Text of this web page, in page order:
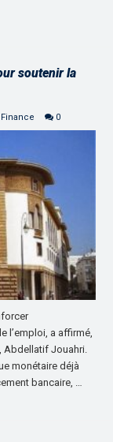
soutenir la
Finance 0
l’emploi, a affirmé,
Abdellatif Jouahri.
monétaire déjà
bancaire, …